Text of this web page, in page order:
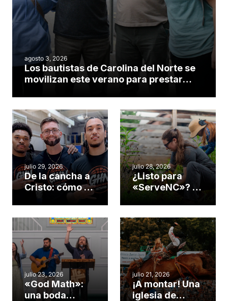
agosto 3, 2026
Los bautistas de Carolina del Norte se
movilizan este verano para prestar
julio 29, 2026
De la cancha a
Cristo: cómo el
gimnasio de
Cary se
convirtió en un
insólito campo
misionero te
cuento
julio 28, 2026
¿Listo para
«ServeNC»? 4
obra de Dios
durante la
Semana
ServeNC
julio 23, 2026
«God Math»:
una boda
julio 21, 2026
¡A montar! Una
iglesia de